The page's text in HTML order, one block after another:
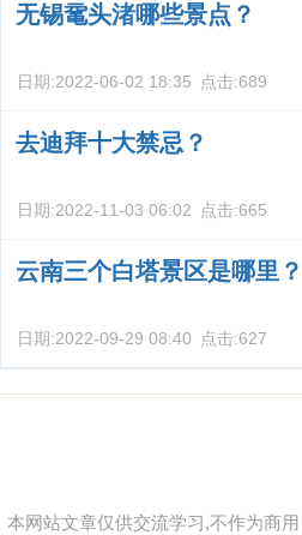
无锡鼋头渚哪些景点？
日期:2022-06-02 18:35 点击:689
去迪拜十大禁忌？
日期:2022-11-03 06:02 点击:665
云南三个白塔景区是哪里？
日期:2022-09-29 08:40 点击:627
本网站文章仅供交流学习,不作为商